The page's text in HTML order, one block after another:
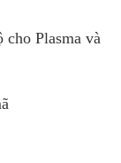
cho Plasma và